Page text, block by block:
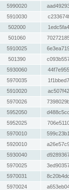
5990020
5910030
502000
501060
5910025
501390
5930060
5970035
5910020
5970026
5952050
5952025
5970010
5920010
5930040
5970025
5970031
5970024